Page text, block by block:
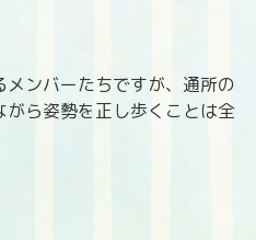
ンバーたちですが、通所の
ら姿勢を正し歩くことは全